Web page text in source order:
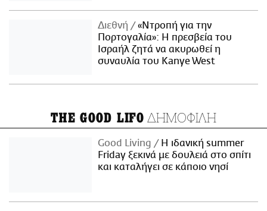
Διεθνή
«Ντροπή για την
Πορτογαλία»: Η πρεσβεία του
Ισραήλ ζητά να ακυρωθεί η
συναυλία του Kanye West
THE GOOD LIFO ΔΗΜΟΦΙΛΗ
Good Living
Η ιδανική summer
Friday ξεκινά με δουλειά στο σπίτι
και καταλήγει σε κάποιο νησί